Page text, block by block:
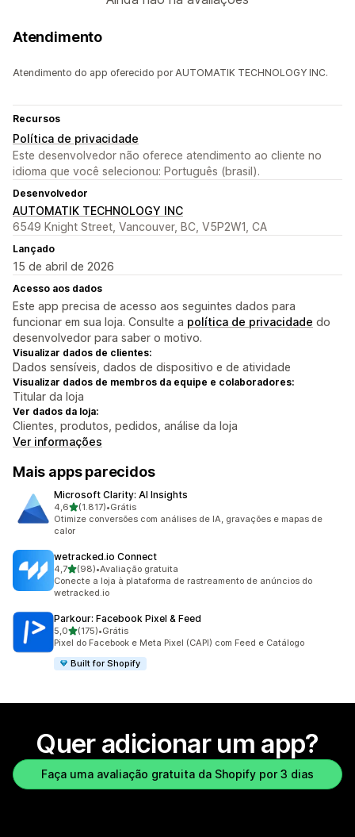
Atendimento
Atendimento do app oferecido por AUTOMATIK TECHNOLOGY INC.
Recursos
Política de privacidade
Este desenvolvedor não oferece atendimento ao cliente no
idioma que você selecionou: Português (brasil).
Desenvolvedor
AUTOMATIK TECHNOLOGY INC
6549 Knight Street, Vancouver, BC, V5P2W1, CA
Lançado
15 de abril de 2026
Acesso aos dados
Este app precisa de acesso aos seguintes dados para
funcionar em sua loja. Consulte a política de privacidade do
desenvolvedor para saber o motivo.
Visualizar dados de clientes:
Dados sensíveis, dados de dispositivo e de atividade
Visualizar dados de membros da equipe e colaboradores:
Titular da loja
Ver dados da loja:
Clientes, produtos, pedidos, análise da loja
Ver informações
Mais apps parecidos
Microsoft Clarity: AI Insights
4,6de 5 estrelas
(1.817)
1817 avaliações ao todo
•Grátis
Otimize conversões com análises de IA, gravações e mapas de
calor
wetracked.io Connect
4,7de 5 estrelas
(98)
98 avaliações ao todo
•Avaliação gratuita
Conecte a loja à plataforma de rastreamento de anúncios do
wetracked.io
Parkour: Facebook Pixel & Feed
5,0de 5 estrelas
(175)
175 avaliações ao todo
•Grátis
Pixel do Facebook e Meta Pixel (CAPI) com Feed e Catálogo
Built for Shopify
Quer adicionar um app?
Faça uma avaliação gratuita da Shopify por 3 dias